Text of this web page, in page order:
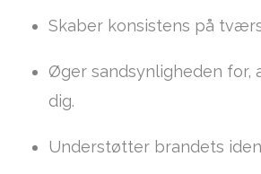
Skaber konsistens på
Øger sandsynligheden for,
dig.
Understøtter brandets